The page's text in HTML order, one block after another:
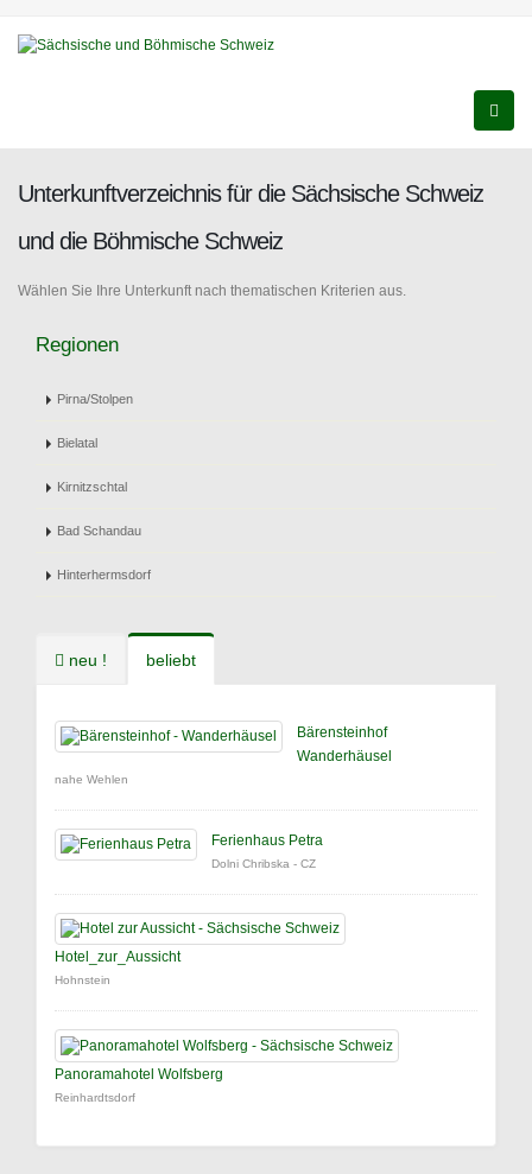
Unterkunftverzeichnis für die Sächsische Schweiz
und die Böhmische Schweiz
Wählen Sie Ihre Unterkunft nach thematischen Kriterien aus.
Regionen
Pirna/Stolpen
Bielatal
Kirnitzschtal
Bad Schandau
Hinterhermsdorf
neu ! beliebt
Bärensteinhof
Wanderhäusel
nahe Wehlen
Ferienhaus Petra
Dolni Chribska - CZ
Hotel_zur_Aussicht
Hohnstein
Panoramahotel Wolfsberg
Reinhardtsdorf